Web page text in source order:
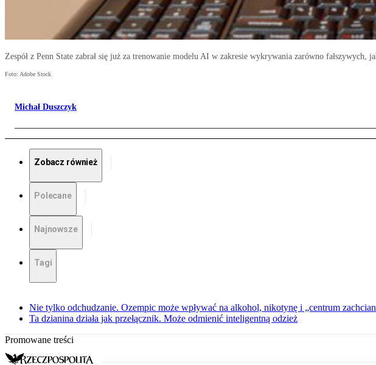
Zespół z Penn State zabrał się już za trenowanie modelu AI w zakresie wykrywania zarówno fałszywych,
Foto: Adobe Stock
Michał Duszczyk
Zobacz również
Polecane
Najnowsze
Tagi
Nie tylko odchudzanie. Ozempic może wpływać na alkohol, nikotynę i „centrum
Ta dzianina działa jak przełącznik. Może odmienić inteligentną odzież
Promowane treści